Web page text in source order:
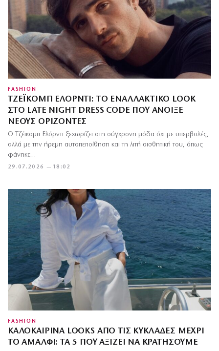
FASHION
ΤΖΈΙΚΟΜΠ ΕΛΌΡΝΤΙ: ΤΟ ΕΝΑΛΛΑΚΤΙΚΌ LOOK
ΣΤΟ LATE NIGHT DRESS CODE ΠΟΥ ΆΝΟΙΞΕ
ΝΈΟΥΣ ΟΡΊΖΟΝΤΕΣ
29.07.2026 — 18:02
Ο Τζέικομπ Ελόρντι ξεχωρίζει στη σύγχρονη μόδα όχι με υπερβολές,
αλλά με την ήρεμη αυτοπεποίθηση και τη λιτή αισθητική του, όπως
φάνηκε…
FASHION
ΚΑΛΟΚΑΙΡΙΝΆ LOOKS ΑΠΌ ΤΙΣ ΚΥΚΛΆΔΕΣ ΜΈΧΡΙ
ΤΟ ΑΜΆΛΦΙ: ΤΑ 5 ΠΟΥ ΑΞΊΖΕΙ ΝΑ ΚΡΑΤΉΣΟΥΜΕ